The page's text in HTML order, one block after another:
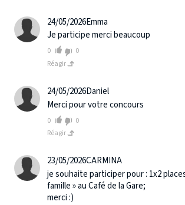
24/05/2026Emma
Je participe merci beaucoup
0
0
Réagir
24/05/2026Daniel
Merci pour votre concours
0
0
Réagir
23/05/2026CARMINA
je souhaite participer pour : 1x2
famille » au Café de la Gare;
merci :)